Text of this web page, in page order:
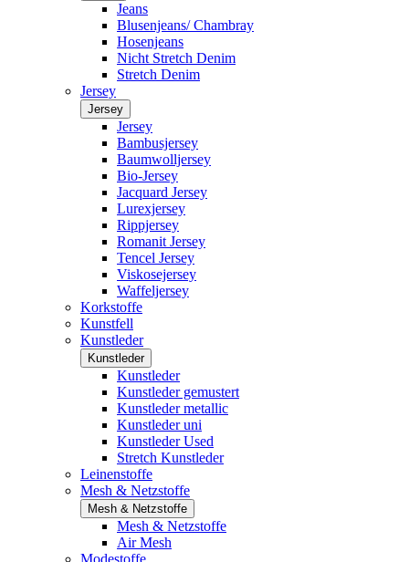
Jeans
Blusenjeans/ Chambray
Hosenjeans
Nicht Stretch Denim
Stretch Denim
Jersey
Jersey
Jersey
Bambusjersey
Baumwolljersey
Bio-Jersey
Jacquard Jersey
Lurexjersey
Rippjersey
Romanit Jersey
Tencel Jersey
Viskosejersey
Waffeljersey
Korkstoffe
Kunstfell
Kunstleder
Kunstleder
Kunstleder
Kunstleder gemustert
Kunstleder metallic
Kunstleder uni
Kunstleder Used
Stretch Kunstleder
Leinenstoffe
Mesh & Netzstoffe
Mesh & Netzstoffe
Mesh & Netzstoffe
Air Mesh
Modestoffe